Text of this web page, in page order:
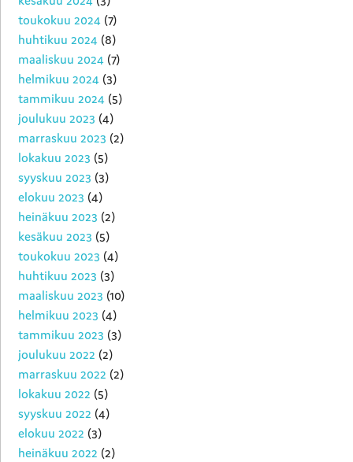
toukokuu 2024 (7)
huhtikuu 2024 (8)
maaliskuu 2024 (7)
helmikuu 2024 (3)
tammikuu 2024 (5)
joulukuu 2023 (4)
marraskuu 2023 (2)
lokakuu 2023 (5)
syyskuu 2023 (3)
elokuu 2023 (4)
heinäkuu 2023 (2)
kesäkuu 2023 (5)
toukokuu 2023 (4)
huhtikuu 2023 (3)
maaliskuu 2023 (10)
helmikuu 2023 (4)
tammikuu 2023 (3)
joulukuu 2022 (2)
marraskuu 2022 (2)
lokakuu 2022 (5)
syyskuu 2022 (4)
elokuu 2022 (3)
heinäkuu 2022 (2)